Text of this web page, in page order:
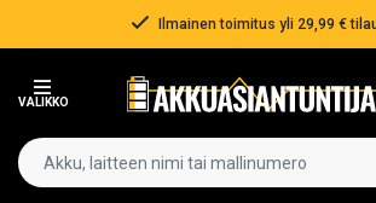
Ilmainen toimitus yli 29,99 €
VALIKKO